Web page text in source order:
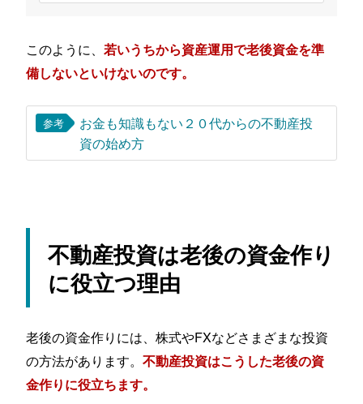
このように、若いうちから資産運用で老後資金を準
備しないといけないのです。
参考
お金も知識もない２０代からの不動産投
資の始め方
不動産投資は老後の資金作り
に役立つ理由
老後の資金作りには、株式やFXなどさまざまな投資
の方法があります。不動産投資はこうした老後の資
金作りに役立ちます。